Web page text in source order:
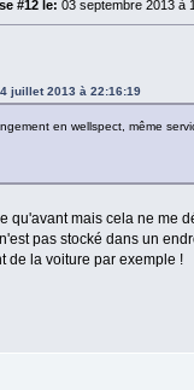
#12 le: 03 septembre 2013 à
juillet 2013 à 22:16:19
en wellspect, même
qu'avant mais cela ne me
pas stocké dans un
de la voiture par exemple !